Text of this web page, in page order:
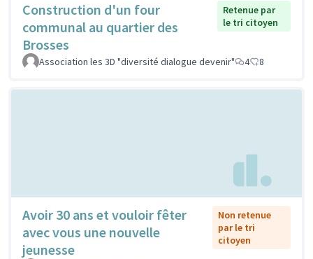
Construction d'un four
communal au quartier des
Brosses
Retenue par
le tri citoyen
Association les 3D "diversité dialogue devenir" 4 8
Avoir 30 ans et vouloir fêter
avec vous une nouvelle
jeunesse
Non retenue
par le tri
citoyen